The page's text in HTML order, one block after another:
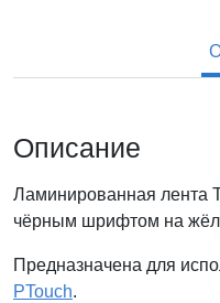
Описание
Ламинированная лента
чёрным шрифтом на
Предназначена для
PTouch.